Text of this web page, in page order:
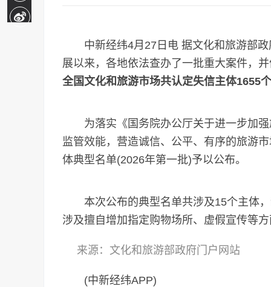
中新经纬4月27日电 据文化和旅游部政
展以来，各地依法查办了一批重大案件，
全国文化和旅游市场共认定失信主体1655个
为落实《国务院办公厅关于进一步加强
监管效能，营造诚信、公平、有序的旅游
体典型名单(2026年第一批)予以公布。
本次公布的典型名单共涉及15个主体，
涉及擅自增加指定购物场所、虚假宣传等方
来源：文化和旅游部政府门户网站
(中新经纬APP)